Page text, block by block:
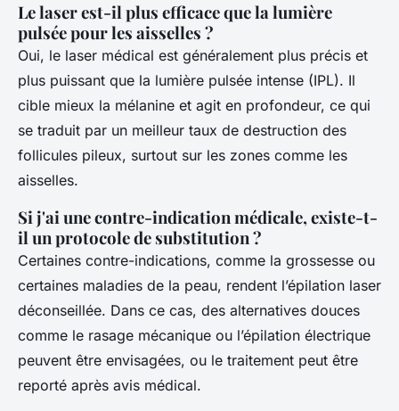
Le laser est-il plus efficace que la lumière
pulsée pour les aisselles ?
Oui, le laser médical est généralement plus précis et
plus puissant que la lumière pulsée intense (IPL). Il
cible mieux la mélanine et agit en profondeur, ce qui
se traduit par un meilleur taux de destruction des
follicules pileux, surtout sur les zones comme les
aisselles.
Si j'ai une contre-indication médicale, existe-t-
il un protocole de substitution ?
Certaines contre-indications, comme la grossesse ou
certaines maladies de la peau, rendent l’épilation laser
déconseillée. Dans ce cas, des alternatives douces
comme le rasage mécanique ou l’épilation électrique
peuvent être envisagées, ou le traitement peut être
reporté après avis médical.